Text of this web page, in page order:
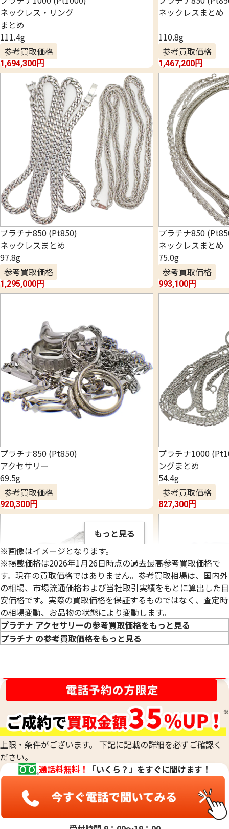
ネックレス・リング
まとめ
111.4g
参考買取価格
1,694,300円
ネックレスまとめ
110.8g
参考買取価格
1,467,200円
プラチナ850 (Pt850)
ネックレスまとめ
97.8g
参考買取価格
1,295,000円
プラチナ850
ネックレスまとめ
75.0g
参考買取価格
993,100円
プラチナ850 (Pt850)
アクセサリー
69.5g
参考買取価格
920,300円
プラチナ1000
ングまとめ
54.4g
参考買取価格
827,300円
グまとめ
50.0g
参考買取価格
760,400円
52.7g
参考買取価格
697,800円
もっと見る
※画像はイメージとなります。
※掲載価格は2026年1月26日時点の過去最高参考買取価格で
す。現在の買取価格ではありません。参考買取相場は、国内外
の相場、市場流通価格および当社取引実績をもとに算出した目
安価格です。実際の買取価格を保証するものではなく、査定時
の相場変動、お品物の状態により変動します。
プラチナ アクセサリーの参考買取価格をもっと見る
プラチナ の参考買取価格をもっと見る
上限・条件がございます。 下記に記載の詳細を必ずご確認く
ださい。
通話料無料！
「いくら？」をすぐに聞けます！